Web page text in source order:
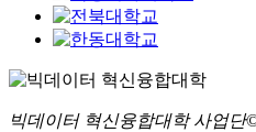
빅데이터 혁신융합대학 사업단